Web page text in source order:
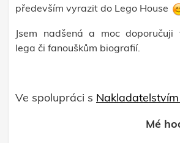
především vyrazit do Lego House
Jsem nadšená a moc doporučuji
lega či fanouškům biografií.
Ve spolupráci s
Mé